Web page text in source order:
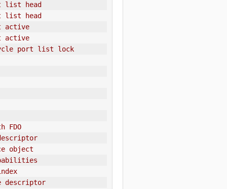
list head
list head
active
active
port list lock
FDO
object
descriptor